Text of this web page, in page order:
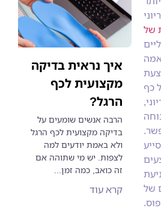
איך נראית בדיקה
מקצועית לכף
הרגל?
הרבה אנשים שומעים על
בדיקה מקצועית לכף הרגל
ולא באמת יודעים למה
לצפות. יש מי שתוהה אם
זה כואב, כמה זמן...
קרא עוד